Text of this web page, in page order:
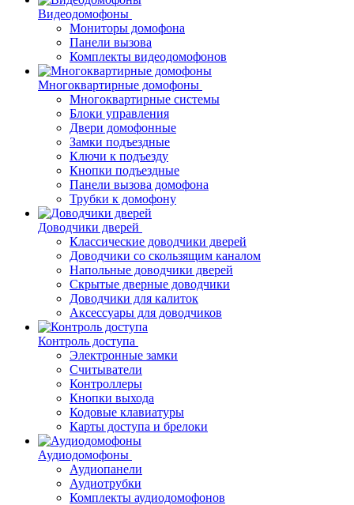
Видеодомофоны
Мониторы домофона
Панели вызова
Комплекты видеодомофонов
Многоквартирные домофоны
Многоквартирные системы
Блоки управления
Двери домофонные
Замки подъездные
Ключи к подъезду
Кнопки подъездные
Панели вызова домофона
Трубки к домофону
Доводчики дверей
Классические доводчики дверей
Доводчики со скользящим каналом
Напольные доводчики дверей
Скрытые дверные доводчики
Доводчики для калиток
Аксессуары для доводчиков
Контроль доступа
Электронные замки
Считыватели
Контроллеры
Кнопки выхода
Кодовые клавиатуры
Карты доступа и брелоки
Аудиодомофоны
Аудиопанели
Аудиотрубки
Комплекты аудиодомофонов